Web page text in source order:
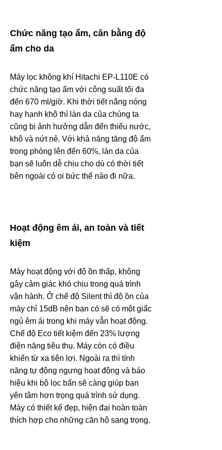
Chức năng tạo ẩm, cân bằng độ
ẩm cho da
Máy lọc không khí Hitachi EP-L110E có
chức năng tạo ẩm với công suất tối đa
đến 670 ml/giờ. Khi thời tiết nắng nóng
hay hanh khô thì làn da của chúng ta
cũng bị ảnh hưởng dẫn đến thiếu nước,
khô và nứt nẻ. Với khả năng tăng độ ẩm
trong phòng lên đến 60%, làn da của
bạn sẽ luôn dễ chịu cho dù có thời tiết
bên ngoài có oi bức thế nào đi nữa.
Hoạt động êm ái, an toàn và tiết
kiệm
Máy hoạt động với độ ồn thấp, không
gây cảm giác khó chịu trong quá trình
vận hành. Ở chế độ Silent thì độ ồn của
máy chỉ 15dB nên bạn có sẽ có một giấc
ngủ êm ái trong khi máy vẫn hoạt động.
Chế độ Eco tiết kiệm đến 23% lượng
điện năng tiêu thụ. Máy còn có điều
khiển từ xa tiện lợi. Ngoài ra thì tính
năng tự động ngưng hoạt động và báo
hiệu khi bộ lọc bẩn sẽ càng giúp bạn
yên tâm hơn trọng quá trình sử dụng.
Máy có thiết kế đẹp, hiện đại hoàn toàn
thích hợp cho những căn hộ sang trọng.